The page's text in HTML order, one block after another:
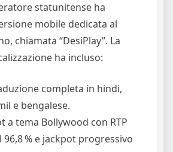
statunitense ha
mobile dedicata al
chiamata “DesiPlay”. La
ha incluso:
completa in hindi,
e bengalese.
a tema Bollywood con RTP
96,8 % e jackpot progressivo